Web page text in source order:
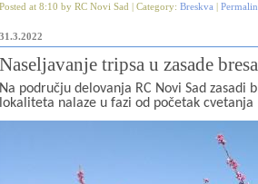
Posted at 8:10 by RC Novi Sad | Category: Breskva
31.3.2022
Naseljavanje tripsa u zasade
Na području delovanja RC Novi Sad
lokaliteta nalaze u fazi od početak